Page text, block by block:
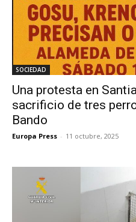
SOCIEDAD
Una protesta en
sacrificio de tres
Bando
Europa Press - 11 octubre, 2025